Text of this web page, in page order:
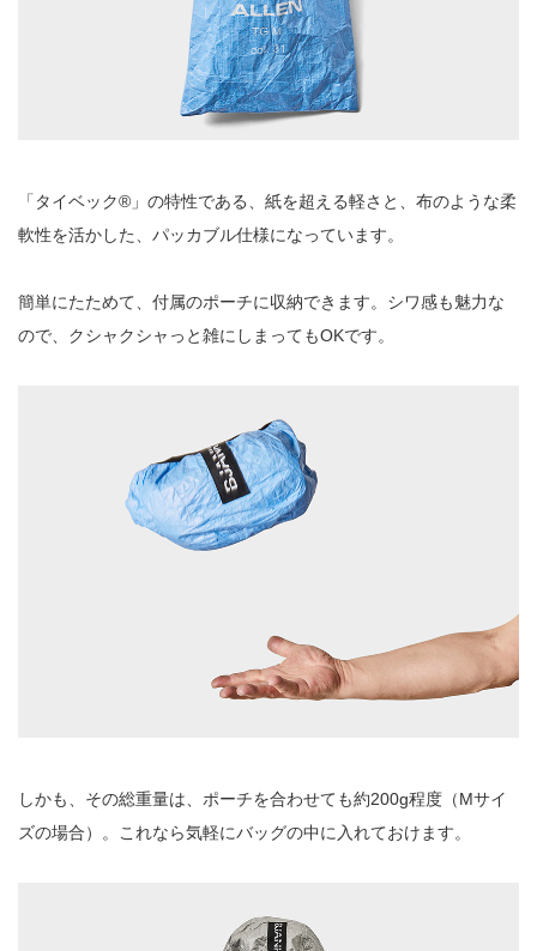
「タイベック®︎」の特性である、紙を超える軽さと、布のような柔
軟性を活かした、パッカブル仕様になっています。
簡単にたためて、付属のポーチに収納できます。シワ感も魅力な
ので、クシャクシャっと雑にしまってもOKです。
しかも、その総重量は、ポーチを合わせても約200g程度（Mサイ
ズの場合）。これなら気軽にバッグの中に入れておけます。